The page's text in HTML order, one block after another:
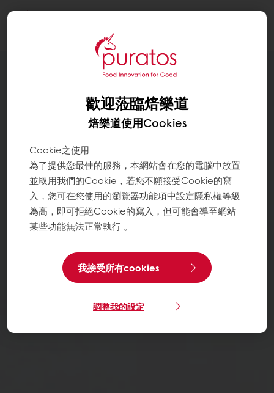
歡迎蒞臨焙樂道
焙樂道使用Cookies
Cookie之使用
為了提供您最佳的服務，本網站會在您的電腦中放置
並取用我們的Cookie，若您不願接受Cookie的寫
入，您可在您使用的瀏覽器功能項中設定隱私權等級
為高，即可拒絕Cookie的寫入，但可能會導至網站
某些功能無法正常執行 。
我接受所有cookies
調整我的設定